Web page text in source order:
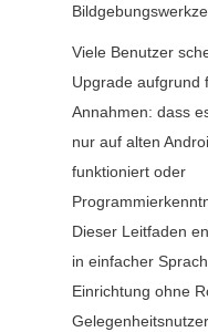
Viele Benutzer
Upgrade aufgrund
Annahmen: dass
nur auf alten
funktioniert oder
Dieser Leitfaden
in einfacher
Einrichtung ohne